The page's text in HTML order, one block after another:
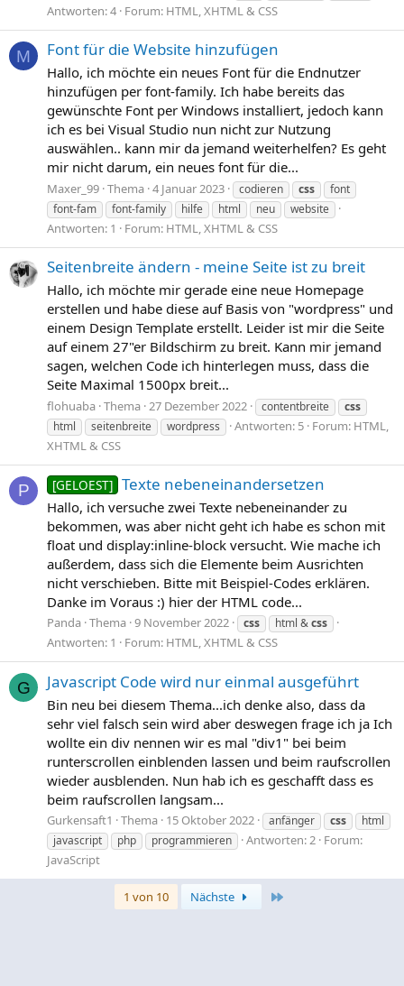
Antworten: 4 Forum: HTML, XHTML & CSS
M Font für die Website hinzufügen
Hallo, ich möchte ein neues Font für die Endnutzer
hinzufügen per font-family. Ich habe bereits das
gewünschte Font per Windows installiert, jedoch kann
ich es bei Visual Studio nun nicht zur Nutzung
auswählen.. kann mir da jemand weiterhelfen? Es geht
mir nicht darum, ein neues font für die...
Maxer_99 Thema 4 Januar 2023 codieren css
font
font-fam
font-family hilfe html neu website
Antworten: 1 Forum: HTML, XHTML & CSS
Seitenbreite ändern - meine Seite ist zu breit
Hallo, ich möchte mir gerade eine neue Homepage
erstellen und habe diese auf Basis von "wordpress" und
einem Design Template erstellt. Leider ist mir die Seite
auf einem 27"er Bildschirm zu breit. Kann mir jemand
sagen, welchen Code ich hinterlegen muss, dass die
Seite Maximal 1500px breit...
flohuaba Thema 27 Dezember 2022 contentbreite
css
html
seitenbreite wordpress Antworten: 5 Forum: HTML,
XHTML & CSS
P [GELOEST] Texte nebeneinandersetzen
Hallo, ich versuche zwei Texte nebeneinander zu
bekommen, was aber nicht geht ich habe es schon mit
float und display:inline-block versucht. Wie mache ich
außerdem, dass sich die Elemente beim Ausrichten
nicht verschieben. Bitte mit Beispiel-Codes erklären.
Danke im Voraus :) hier der HTML code...
Panda Thema 9 November 2022 css html &css
Antworten: 1 Forum: HTML, XHTML & CSS
G Javascript Code wird nur einmal ausgeführt
Bin neu bei diesem Thema...ich denke also, dass da
sehr viel falsch sein wird aber deswegen frage ich ja Ich
wollte ein div nennen wir es mal "div1" bei beim
runterscrollen einblenden lassen und beim raufscrollen
wieder ausblenden. Nun hab ich es geschafft dass es
beim raufscrollen langsam...
Gurkensaft1 Thema 15 Oktober 2022 anfänger css
html
javascript
php programmieren Antworten: 2 Forum:
JavaScript
1 von 10 Nächste